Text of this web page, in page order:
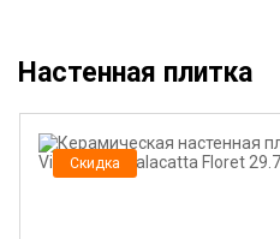
Настенная плитка
Скидка